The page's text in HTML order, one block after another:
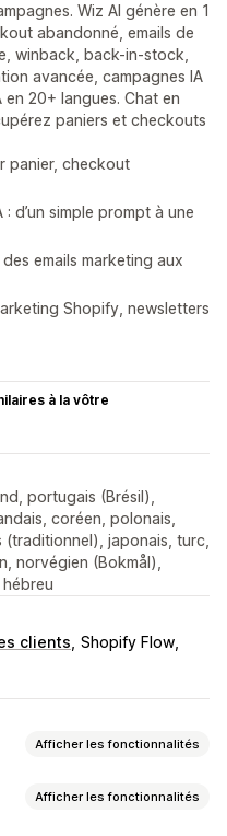
Wiz AI génère en 1
abandonné, emails de
winback, back-in-stock,
avancée, campagnes IA
20+ langues. Chat en
paniers et checkouts
panier, checkout
: d’un simple prompt à une
emails marketing aux
Shopify, newsletters
à la vôtre
portugais (Brésil),
coréen, polonais,
(traditionnel), japonais, turc,
norvégien (Bokmål),
clients Shopify Flow
Afficher les fonctionnalités
Afficher les fonctionnalités